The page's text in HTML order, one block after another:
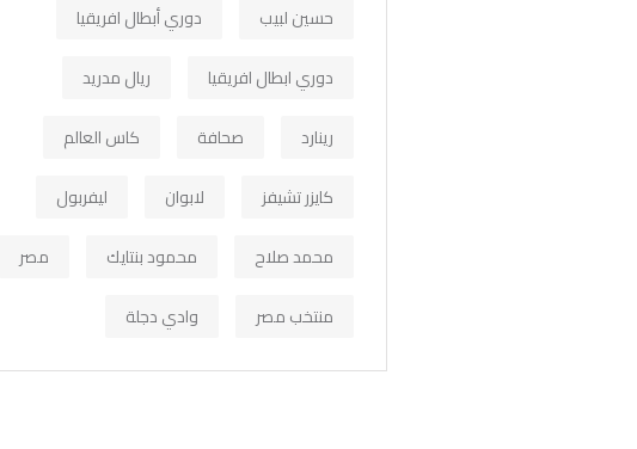
حسين لبيب
دوري أبطال افريقيا
دوري ابطال افريقيا
ريال مدريد
رينارد
صحافة
كاس العالم
كايزر تشيفز
لابوان
ليفربول
محمد صلاح
محمود بنتايك
مصر
منتخب مصر
وادي دجلة